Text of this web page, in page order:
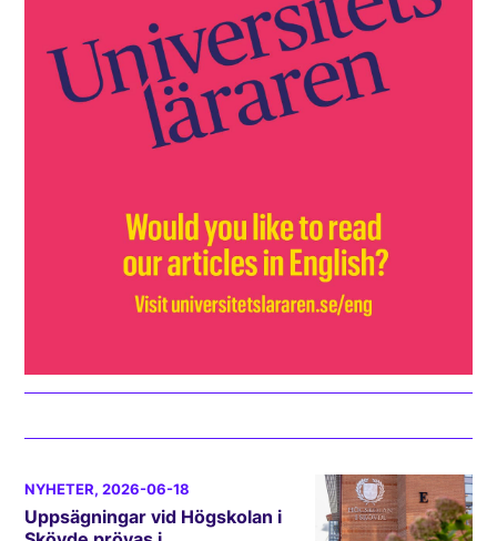
NYHETER, 2026-06-18
Uppsägningar vid Högskolan i